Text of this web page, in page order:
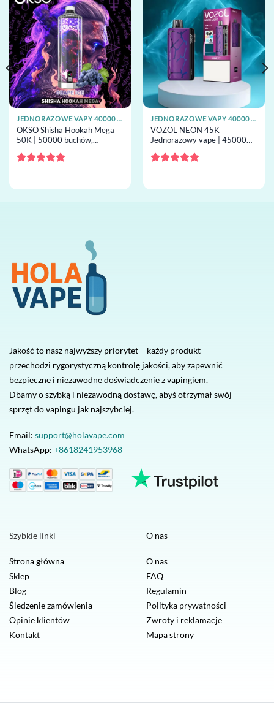
JEDNORAZOWE VAPY 40000 ZACIĄGNIĘĆ
OKSO Shisha Hookah Mega
50K | 50000 buchów,
jednorazowy vape hurt
JEDNORAZOWE VAPY 40000 ZACIĄGNIĘĆ
VOZOL NEON 45K
Jednorazowy vape | 45000
mesh, jednorazowy vape hurt
Jakość to nasz najwyższy priorytet – każdy produkt
przechodzi rygorystyczną kontrolę jakości, aby zapewnić
bezpieczne i niezawodne doświadczenie z vapingiem.
Dbamy o szybką i niezawodną dostawę, abyś otrzymał swój
sprzęt do vapingu jak najszybciej.
Email: support@holavape.com
WhatsApp: +8618241953968
Szybkie linki
Strona główna
Sklep
Blog
Śledzenie zamówienia
Opinie klientów
Kontakt
O nas
O nas
FAQ
Regulamin
Polityka prywatności
Zwroty i reklamacje
Mapa strony